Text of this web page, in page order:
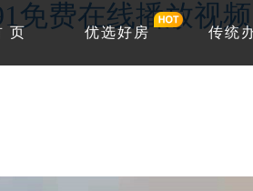
免费在线播放视
页 优选好房 传统